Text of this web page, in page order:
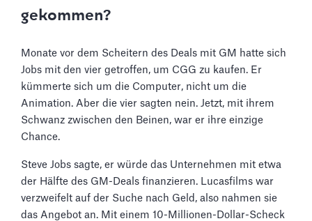
gekommen?
Monate vor dem Scheitern des Deals mit GM hatte sich
Jobs mit den vier getroffen, um CGG zu kaufen. Er
kümmerte sich um die Computer, nicht um die
Animation. Aber die vier sagten nein. Jetzt, mit ihrem
Schwanz zwischen den Beinen, war er ihre einzige
Chance.
Steve Jobs sagte, er würde das Unternehmen mit etwa
der Hälfte des GM-Deals finanzieren. Lucasfilms war
verzweifelt auf der Suche nach Geld, also nahmen sie
das Angebot an. Mit einem 10-Millionen-Dollar-Scheck